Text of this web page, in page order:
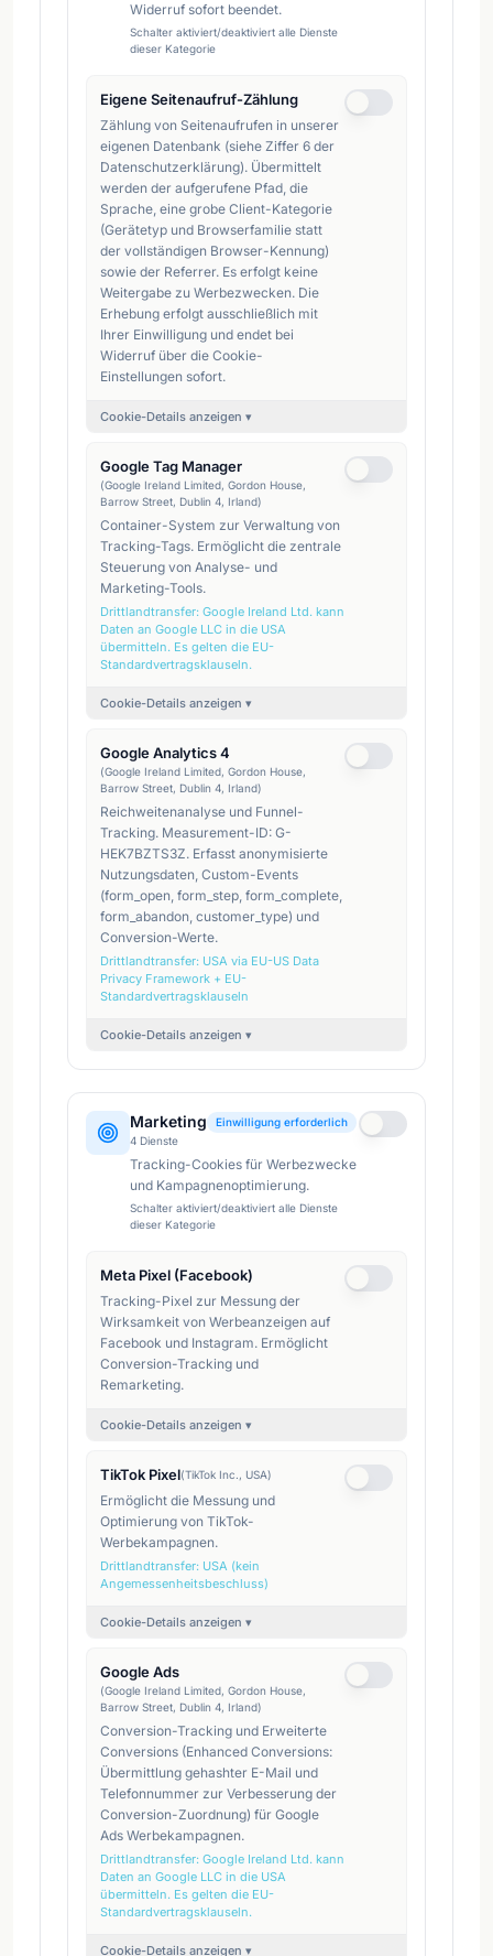
Widerruf sofort beendet.
Schalter aktiviert/deaktiviert alle Dienste
dieser Kategorie
Eigene Seitenaufruf-Zählung
Zählung von Seitenaufrufen in unserer
eigenen Datenbank (siehe Ziffer 6 der
Datenschutzerklärung). Übermittelt
werden der aufgerufene Pfad, die
Sprache, eine grobe Client-Kategorie
(Gerätetyp und Browserfamilie statt
der vollständigen Browser-Kennung)
sowie der Referrer. Es erfolgt keine
Weitergabe zu Werbezwecken. Die
Erhebung erfolgt ausschließlich mit
Ihrer Einwilligung und endet bei
Widerruf über die Cookie-
Einstellungen sofort.
Cookie-Details anzeigen ▾
Google Tag Manager
(Google Ireland Limited, Gordon House,
Barrow Street, Dublin 4, Irland)
Container-System zur Verwaltung von
Tracking-Tags. Ermöglicht die zentrale
Steuerung von Analyse- und
Marketing-Tools.
Drittlandtransfer: Google Ireland Ltd. kann
Daten an Google LLC in die USA
übermitteln. Es gelten die EU-
Standardvertragsklauseln.
Cookie-Details anzeigen ▾
Google Analytics 4
(Google Ireland Limited, Gordon House,
Barrow Street, Dublin 4, Irland)
Reichweitenanalyse und Funnel-
Tracking. Measurement-ID: G-
HEK7BZTS3Z. Erfasst anonymisierte
Nutzungsdaten, Custom-Events
(form_open, form_step, form_complete,
form_abandon, customer_type) und
Conversion-Werte.
Drittlandtransfer: USA via EU-US Data
Privacy Framework + EU-
Standardvertragsklauseln
Cookie-Details anzeigen ▾
Marketing
Einwilligung erforderlich
4 Dienste
Tracking-Cookies für Werbezwecke
und Kampagnenoptimierung.
Schalter aktiviert/deaktiviert alle Dienste
dieser Kategorie
Meta Pixel (Facebook)
Tracking-Pixel zur Messung der
Wirksamkeit von Werbeanzeigen auf
Facebook und Instagram. Ermöglicht
Conversion-Tracking und
Remarketing.
Cookie-Details anzeigen ▾
TikTok Pixel(TikTok Inc., USA)
Ermöglicht die Messung und
Optimierung von TikTok-
Werbekampagnen.
Drittlandtransfer: USA (kein
Angemessenheitsbeschluss)
Cookie-Details anzeigen ▾
Google Ads
(Google Ireland Limited, Gordon House,
Barrow Street, Dublin 4, Irland)
Conversion-Tracking und Erweiterte
Conversions (Enhanced Conversions:
Übermittlung gehashter E-Mail und
Telefonnummer zur Verbesserung der
Conversion-Zuordnung) für Google
Ads Werbekampagnen.
Drittlandtransfer: Google Ireland Ltd. kann
Daten an Google LLC in die USA
übermitteln. Es gelten die EU-
Standardvertragsklauseln.
Cookie-Details anzeigen ▾